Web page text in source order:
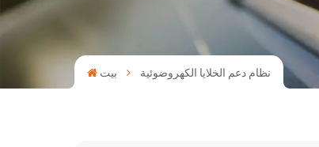
بيت نظام دعم الخلايا الكهروضوئية